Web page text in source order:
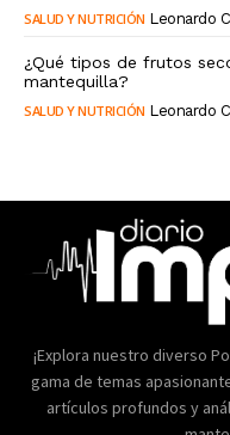
SALUD Y NUTRICIÓN Leonardo
¿Qué tipos de frutos
mantequilla?
SALUD Y NUTRICIÓN Leonardo
¡Explora nuestro diverso
gama de temas
artículos profundos y